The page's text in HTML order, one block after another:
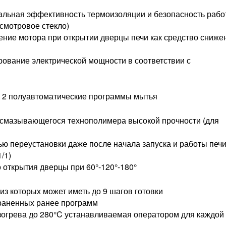
эффективность термоизоляции и безопасность
стекло)
мотора при открытии дверцы печи как средство
электрической мощности в соответствии с
полуавтоматические программы мытья
технополимера высокой прочности (для
переустановки даже после начала запуска и работы печи
1)
дверцы при 60°-120°-180°
которых может иметь до 9 шагов готовки
ранее программ
до 280°C устанавливаемая оператором для каждой